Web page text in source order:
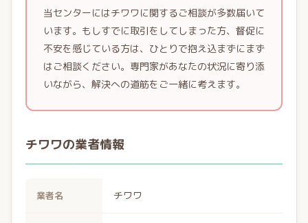
当センターにはチワワに関するご相談が多数届いて
います。もしすでに取引をしてしまった方、督促に
不安を感じている方は、ひとりで抱え込まずにまず
はご相談ください。専門家があなたの状況に寄り添
いながら、解決への道筋をご一緒に考えます。
チワワの業者情報
業者名 チワワ